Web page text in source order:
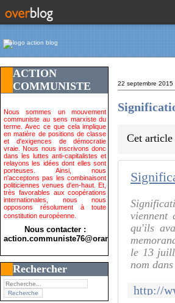
ACTION
COMMUNISTE
Nous sommes un mouvement
communiste au sens marxiste du
terme. Avec ce que cela implique
en matière de positions de classe
et d'exigences de démocratie
vraie. Nous nous inscrivons donc
dans les luttes anti-capitalistes et
relayons les idées dont elles sont
porteuses. Ainsi, nous
n'acceptons pas les combinaisont
politiciennes venues d'en-haut. Et,
très favorables aux coopérations
internationales, nous nous
opposons résolument à toute
constitution européenne.
Nous contacter :
action.communiste76@orange.fr>
Rechercher
22 septembre 2015
Cet
viennent
qu'ils
le 13
nom